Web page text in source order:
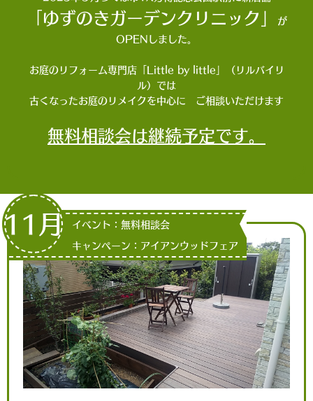
「ゆずのきガーデンクリニック」
が
OPENしました。
お庭のリフォーム専門店「Little by little」（リルバイリ
ル）では
古くなったお庭のリメイクを中心に ご相談いただけます
無料相談会は継続予定です。
イベント：無料相談会
キャンペーン：アイアンウッドフェア
11月